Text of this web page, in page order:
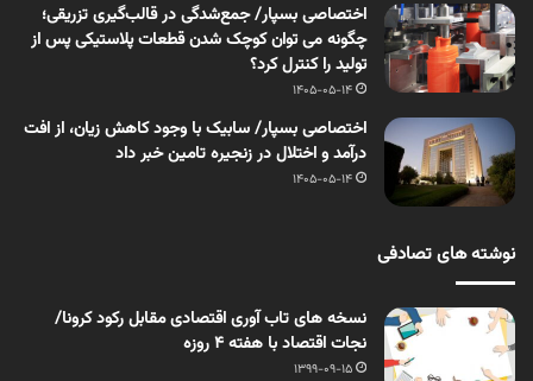
اختصاصی بسپار/ جمع‌شدگی در قالب‌گیری تزریقی؛
چگونه می توان کوچک شدن قطعات پلاستیکی پس از
تولید را کنترل کرد؟
1405-05-14
اختصاصی بسپار/ سابیک با وجود کاهش زیان، از افت
درآمد و اختلال در زنجیره تامین خبر داد
1405-05-14
نوشته های تصادفی
نسخه های تاب آوری اقتصادی مقابل رکود کرونا/
نجات اقتصاد با هفته ۴ روزه
1399-09-15